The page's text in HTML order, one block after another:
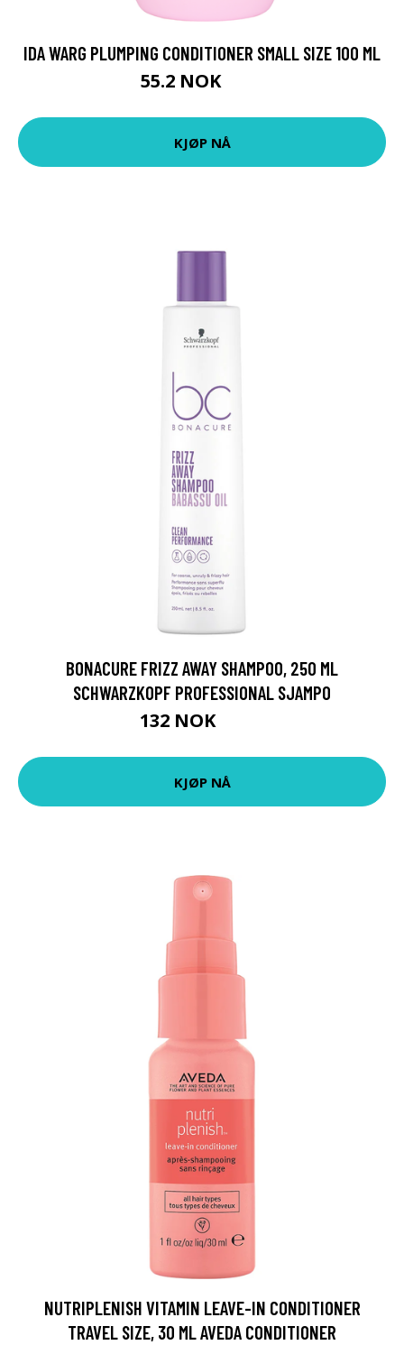
IDA WARG PLUMPING CONDITIONER SMALL SIZE 100 ML
55.2 NOK
KJØP NÅ
BONACURE FRIZZ AWAY SHAMPOO, 250 ML
SCHWARZKOPF PROFESSIONAL SJAMPO
132 NOK
KJØP NÅ
NUTRIPLENISH VITAMIN LEAVE-IN CONDITIONER
TRAVEL SIZE, 30 ML AVEDA CONDITIONER